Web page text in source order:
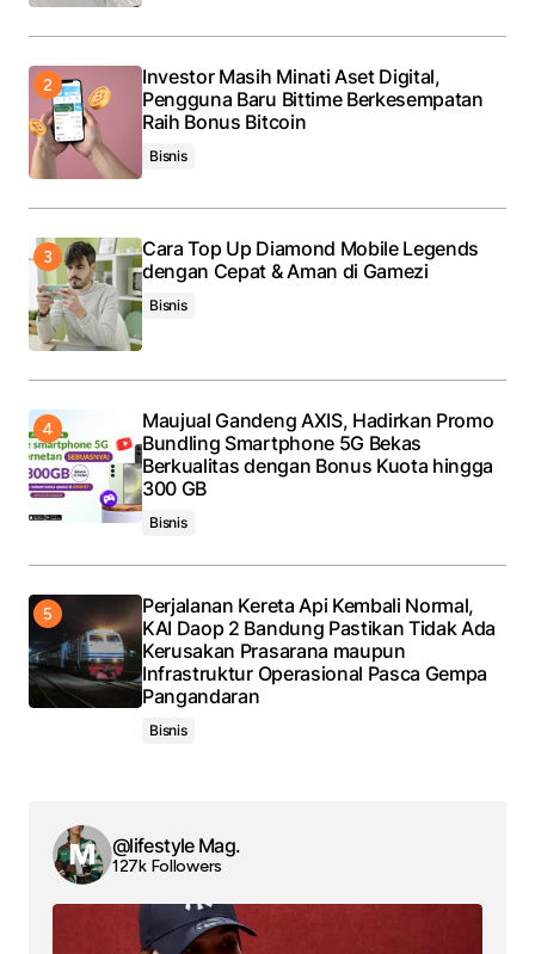
Investor Masih Minati Aset Digital,
Pengguna Baru Bittime Berkesempatan
Raih Bonus Bitcoin
Bisnis
Cara Top Up Diamond Mobile Legends
dengan Cepat & Aman di Gamezi
Bisnis
Maujual Gandeng AXIS, Hadirkan Promo
Bundling Smartphone 5G Bekas
Berkualitas dengan Bonus Kuota hingga
300 GB
Bisnis
Perjalanan Kereta Api Kembali Normal,
KAI Daop 2 Bandung Pastikan Tidak Ada
Kerusakan Prasarana maupun
Infrastruktur Operasional Pasca Gempa
Pangandaran
Bisnis
@lifestyle Mag.
127k Followers